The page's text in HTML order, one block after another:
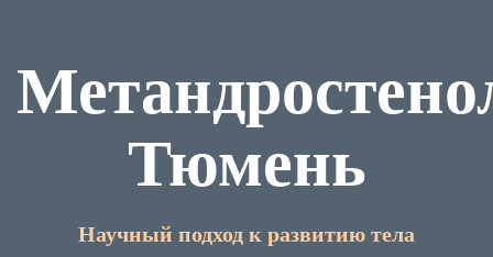
Тюмень
Научный подход к развитию тела